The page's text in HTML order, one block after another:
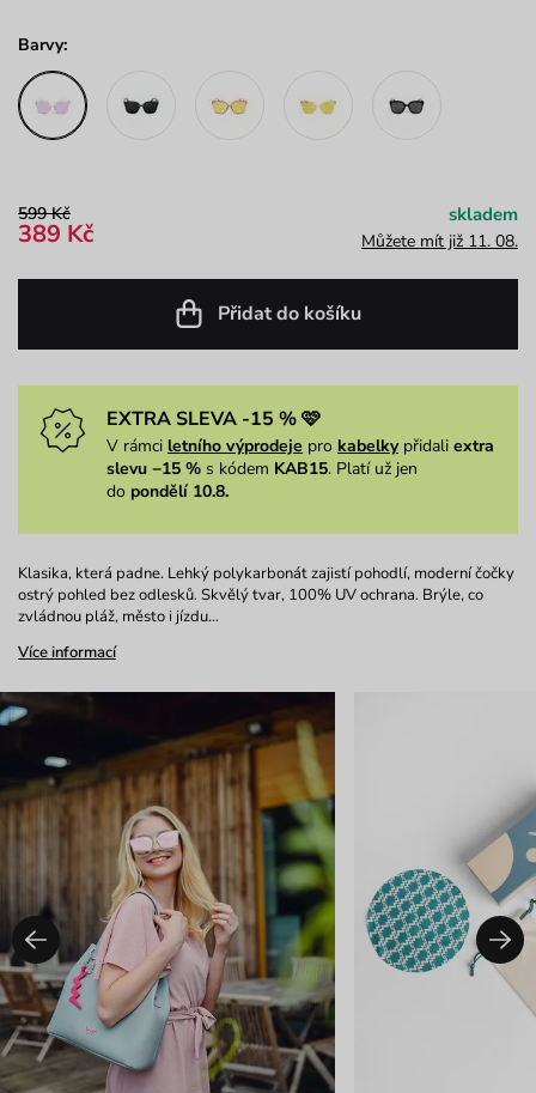
Barvy:
599 Kč
389 Kč
skladem
Můžete mít již 11. 08.
Přidat do košíku
EXTRA SLEVA -15 % 🩷
V rámci letního výprodeje pro kabelkypřidali extra
slevu −15 % s kódem KAB15. Platí už jen
do pondělí 10.8.
Klasika, která padne. Lehký polykarbonát zajistí pohodlí, moderní čočky
ostrý pohled bez odlesků. Skvělý tvar, 100% UV ochrana. Brýle, co
zvládnou pláž, město i jízdu…
Více informací